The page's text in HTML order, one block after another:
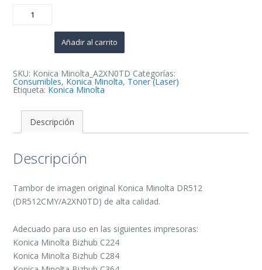
Minolta
DR512CMY/A2XN0TD
(Drum)
cantidad
Añadir al carrito
SKU: Konica Minolta_A2XN0TD Categorías:
Consumibles, Konica Minolta, Toner (Laser)
Etiqueta: Konica Minolta
Descripción
Descripción
Tambor de imagen original Konica Minolta DR512
(DR512CMY/A2XN0TD) de alta calidad.
Adecuado para uso en las siguientes impresoras:
Konica Minolta Bizhub C224
Konica Minolta Bizhub C284